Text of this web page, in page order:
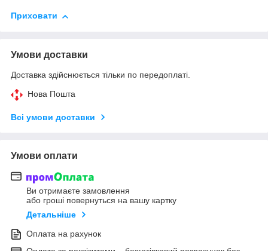
Приховати
Умови доставки
Доставка здійснюється тільки по передоплаті.
Нова Пошта
Всі умови доставки
Умови оплати
Ви отримаєте замовлення
або гроші повернуться на вашу картку
Детальніше
Оплата на рахунок